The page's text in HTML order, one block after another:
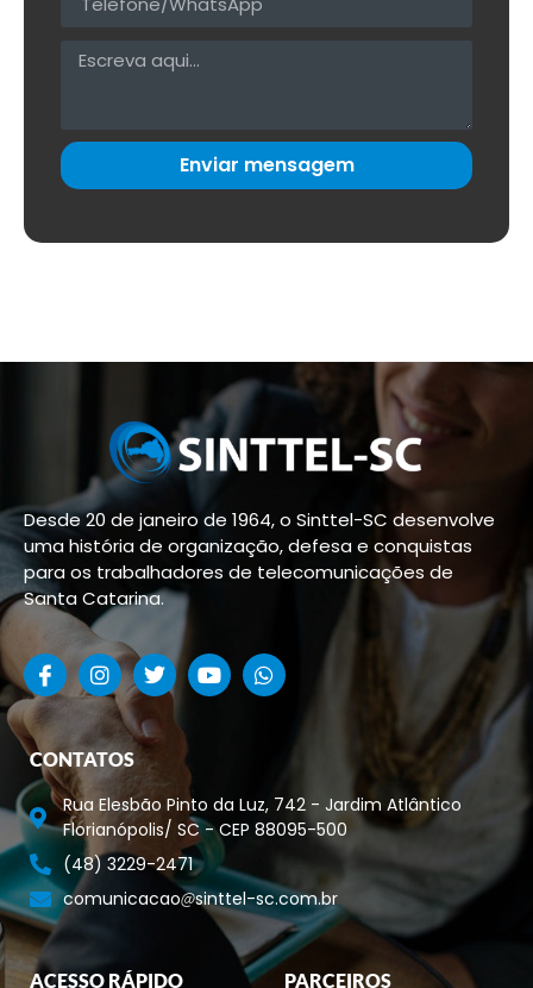
Enviar mensagem
Desde 20 de janeiro de 1964, o Sinttel-SC desenvolve
uma história de organização, defesa e conquistas
para os trabalhadores de telecomunicações de
Santa Catarina.
CONTATOS
Rua Elesbão Pinto da Luz, 742 - Jardim Atlântico
Florianópolis/ SC - CEP 88095-500
(48) 3229-2471
comunicacao
sinttel-sc.com.br
ACESSO RÁPIDO PARCEIROS